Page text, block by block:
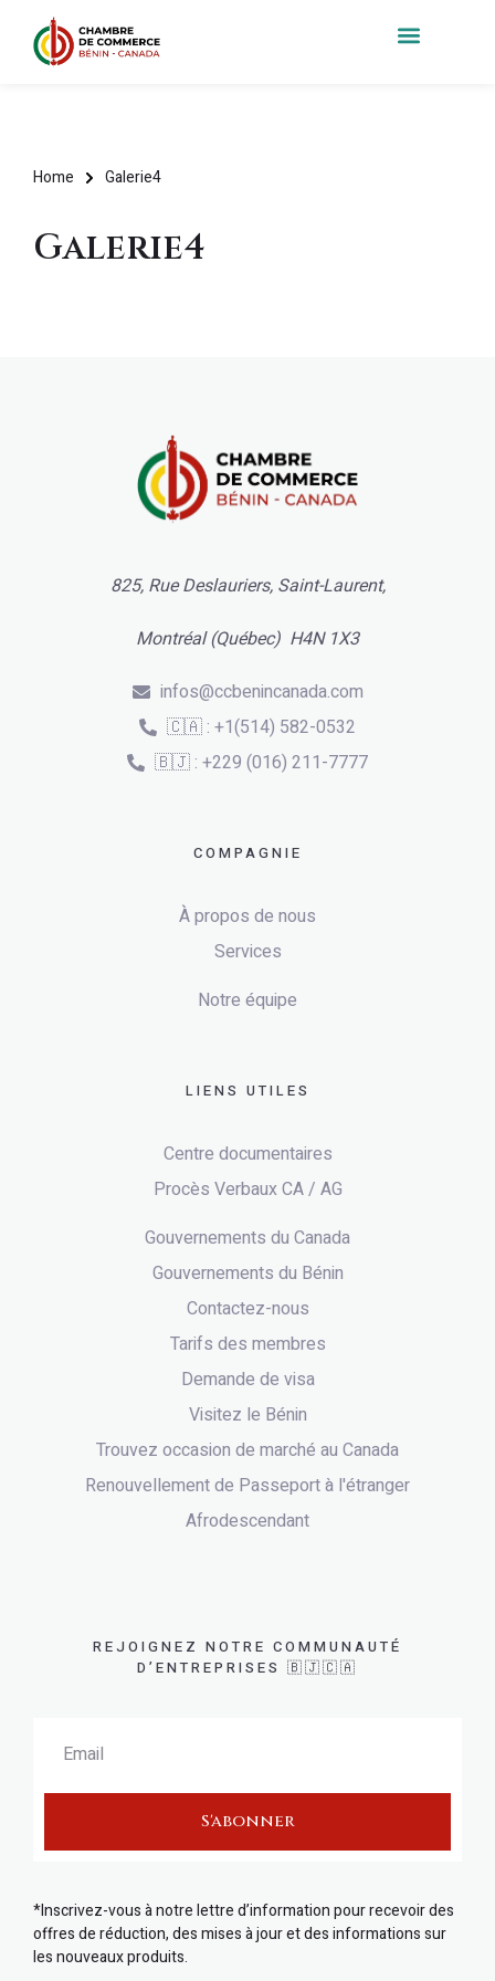
Home Galerie4
Galerie4
825, Rue Deslauriers, Saint-Laurent,
Montréal (Québec) H4N 1X3
infos@ccbenincanada.com
🇨🇦 : +1(514) 582-0532
🇧🇯 : +229 (016) 211-7777
COMPAGNIE
À propos de nous
Services
Notre équipe
LIENS UTILES
Centre documentaires
Procès Verbaux CA / AG
Gouvernements du Canada
Gouvernements du Bénin
Contactez-nous
Tarifs des membres
Demande de visa
Visitez le Bénin
Trouvez occasion de marché au Canada
Renouvellement de Passeport à l'étranger
Afrodescendant
REJOIGNEZ NOTRE COMMUNAUTÉ
D’ENTREPRISES 🇧🇯🇨🇦
S'abonner
*Inscrivez-vous à notre lettre d’information pour recevoir des
offres de réduction, des mises à jour et des informations sur
les nouveaux produits.